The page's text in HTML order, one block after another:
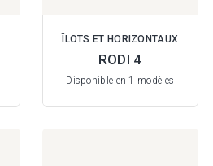
ÎLOTS ET HORIZONTAUX
RODI 4
Disponible en 1 modèles